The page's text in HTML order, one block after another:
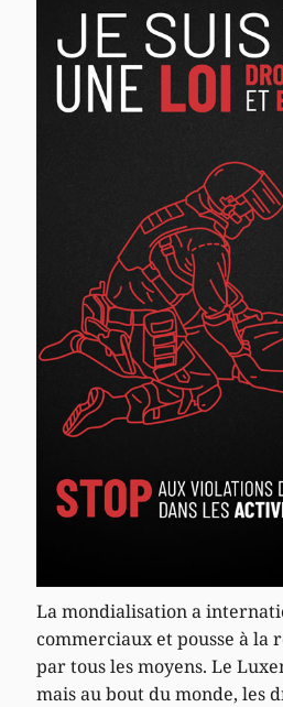
La mondialisation a
commerciaux et pousse à la
par tous les moyens. Le
mais au bout du monde, les